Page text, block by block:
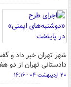
شهر تهران خبر داد و
دادستانی تهران از
۲۰ اردیبهشت ۰۴ - ۱۶:۱۶